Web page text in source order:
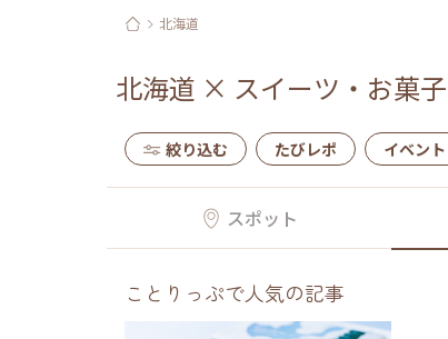
北海道
北海道 × スイーツ・お菓子
絞り込む たびレポ イベント
スポット
ことりっぷで人気の記事